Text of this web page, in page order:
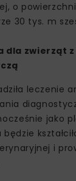
o
30 tys. m
dla zwierząt
leczenie
jako
i